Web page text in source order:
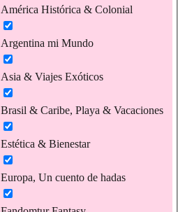
América Histórica & Colonial
Argentina mi Mundo
Asia & Viajes Exóticos
Brasil & Caribe, Playa & Vacaciones
Estética & Bienestar
Europa, Un cuento de hadas